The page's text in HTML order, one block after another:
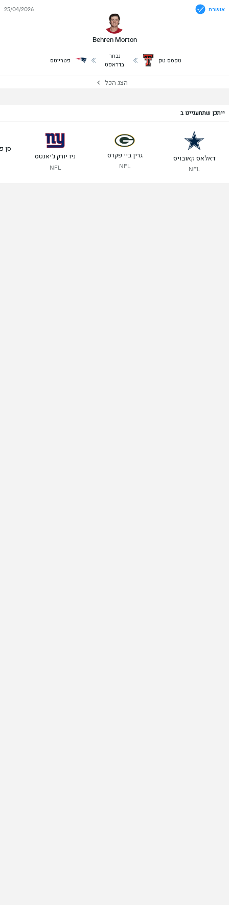
אושרה
Behren Morton
25/04/2026
טקסס טק
נבחר
בדראפט
פטריוטס
הצג הכל
ייתכן שתתעניינו ב
דאלאס קאובויס
NFL
גרין ביי פקרס
NFL
ניו יורק ג'יאנטס
NFL
סן